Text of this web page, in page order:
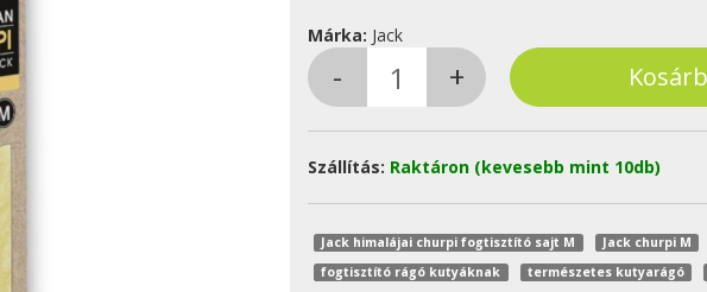
Márka: Jack
Szállítás: Raktáron (kevesebb mint 10db)
Jack himalájai churpi fogtisztító sajt M Jack churpi M
fogtisztító rágó kutyáknak
természetes kutyarágó